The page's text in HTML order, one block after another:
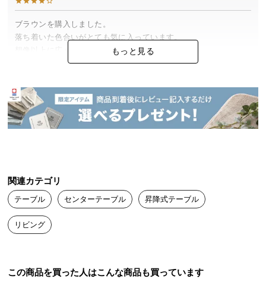
つ
い
て
設
置
サ
に
つ
て
経
天板を向こうに押すとゆっくりと下がる安全な仕様です。
ブラウンを購入しました。
落ち着いた色合いがとても気に入っています。
想像以上に広々と使えるので大満足です！
ありがとうございました。
もっと見る
関連カテゴリ
テーブル センターテーブル 昇降式テーブル
リビング
この商品を買った人はこんな商品も買っています